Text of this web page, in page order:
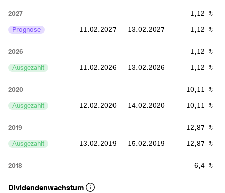
2027
1,12 %
Prognose
11.02.2027 13.02.2027 1,12 %
2026
1,12 %
Ausgezahlt
11.02.2026 13.02.2026 1,12 %
2020
10,11 %
Ausgezahlt
12.02.2020 14.02.2020 10,11 %
2019
12,87 %
Ausgezahlt
13.02.2019 15.02.2019 12,87 %
2018
6,4 %
14.02.2018
Dividendenwachstum